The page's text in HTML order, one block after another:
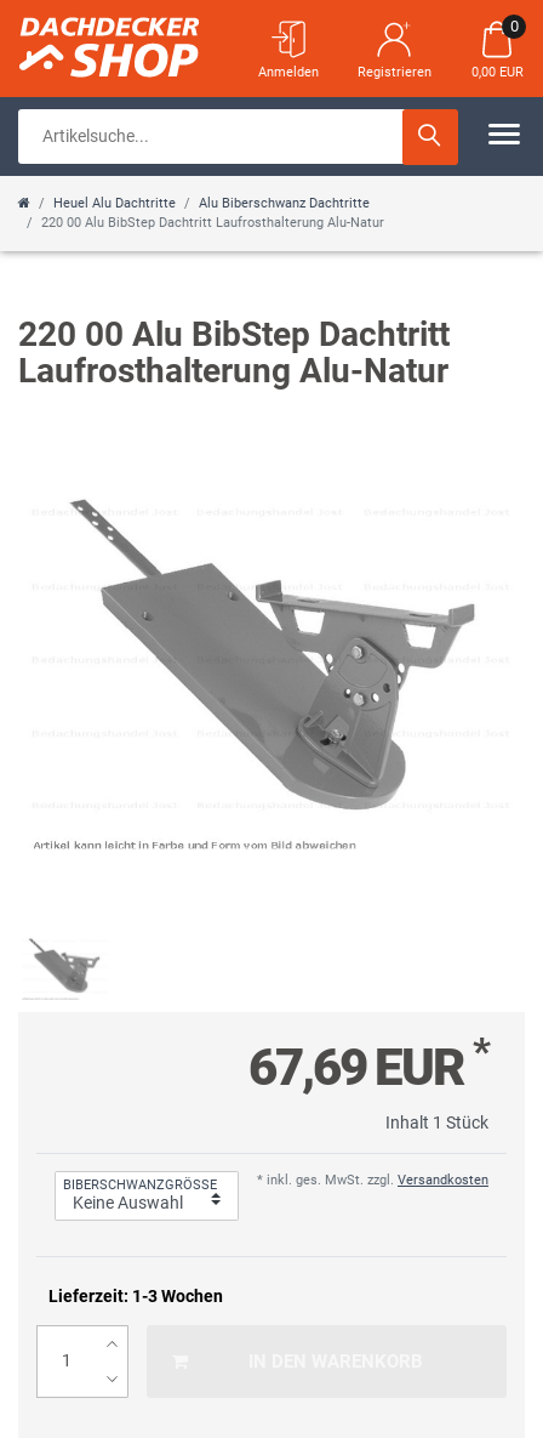
Anmelden Registrieren
0
0,00 EUR
Heuel Alu Dachtritte
Alu Biberschwanz Dachtritte
220 00 Alu BibStep Dachtritt Laufrosthalterung Alu-Natur
220 00 Alu BibStep Dachtritt
Laufrosthalterung Alu-Natur
67,69 EUR*
Inhalt 1 Stück
* inkl. ges. MwSt. zzgl. Versandkosten
BIBERSCHWANZGRÖSSE
Lieferzeit: 1-3 Wochen